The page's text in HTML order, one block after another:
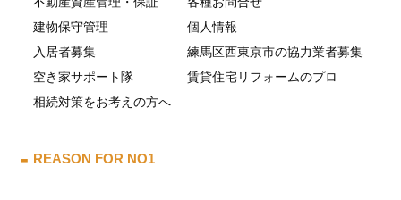
建物保守管理
入居者募集
空き家サポート隊
相続対策をお考えの方へ
REASON FOR NO1
個人情報
練馬区西東京市の協力業者募集
賃貸住宅リフォームのプロ